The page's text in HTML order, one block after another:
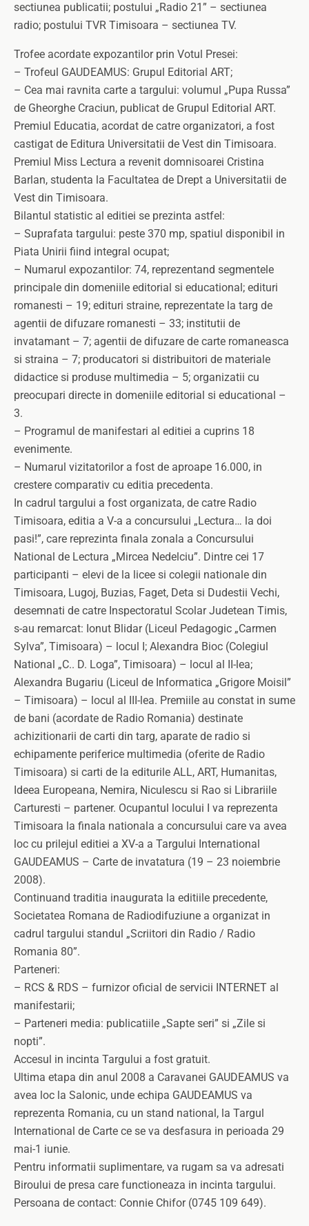
sectiunea publicatii; postului „Radio 21” – sectiunea
radio; postului TVR Timisoara – sectiunea TV.
Trofee acordate expozantilor prin Votul Presei:
– Trofeul GAUDEAMUS: Grupul Editorial ART;
– Cea mai ravnita carte a targului: volumul „Pupa Russa”
de Gheorghe Craciun, publicat de Grupul Editorial ART.
Premiul Educatia, acordat de catre organizatori, a fost
castigat de Editura Universitatii de Vest din Timisoara.
Premiul Miss Lectura a revenit domnisoarei Cristina
Barlan, studenta la Facultatea de Drept a Universitatii de
Vest din Timisoara.
Bilantul statistic al editiei se prezinta astfel:
– Suprafata targului: peste 370 mp, spatiul disponibil in
Piata Unirii fiind integral ocupat;
– Numarul expozantilor: 74, reprezentand segmentele
principale din domeniile editorial si educational; edituri
romanesti – 19; edituri straine, reprezentate la targ de
agentii de difuzare romanesti – 33; institutii de
invatamant – 7; agentii de difuzare de carte romaneasca
si straina – 7; producatori si distribuitori de materiale
didactice si produse multimedia – 5; organizatii cu
preocupari directe in domeniile editorial si educational –
3.
– Programul de manifestari al editiei a cuprins 18
evenimente.
– Numarul vizitatorilor a fost de aproape 16.000, in
crestere comparativ cu editia precedenta.
In cadrul targului a fost organizata, de catre Radio
Timisoara, editia a V-a a concursului „Lectura… la doi
pasi!”, care reprezinta finala zonala a Concursului
National de Lectura „Mircea Nedelciu”. Dintre cei 17
participanti – elevi de la licee si colegii nationale din
Timisoara, Lugoj, Buzias, Faget, Deta si Dudestii Vechi,
desemnati de catre Inspectoratul Scolar Judetean Timis,
s-au remarcat: Ionut Blidar (Liceul Pedagogic „Carmen
Sylva”, Timisoara) – locul I; Alexandra Bioc (Colegiul
National „C.. D. Loga”, Timisoara) – locul al II-lea;
Alexandra Bugariu (Liceul de Informatica „Grigore Moisil”
– Timisoara) – locul al III-lea. Premiile au constat in sume
de bani (acordate de Radio Romania) destinate
achizitionarii de carti din targ, aparate de radio si
echipamente periferice multimedia (oferite de Radio
Timisoara) si carti de la editurile ALL, ART, Humanitas,
Ideea Europeana, Nemira, Niculescu si Rao si Librariile
Carturesti – partener. Ocupantul locului I va reprezenta
Timisoara la finala nationala a concursului care va avea
loc cu prilejul editiei a XV-a a Targului International
GAUDEAMUS – Carte de invatatura (19 – 23 noiembrie
2008).
Continuand traditia inaugurata la editiile precedente,
Societatea Romana de Radiodifuziune a organizat in
cadrul targului standul „Scriitori din Radio / Radio
Romania 80”.
Parteneri:
– RCS & RDS – furnizor oficial de servicii INTERNET al
manifestarii;
– Parteneri media: publicatiile „Sapte seri” si „Zile si
nopti”.
Accesul in incinta Targului a fost gratuit.
Ultima etapa din anul 2008 a Caravanei GAUDEAMUS va
avea loc la Salonic, unde echipa GAUDEAMUS va
reprezenta Romania, cu un stand national, la Targul
International de Carte ce se va desfasura in perioada 29
mai-1 iunie.
Pentru informatii suplimentare, va rugam sa va adresati
Biroului de presa care functioneaza in incinta targului.
Persoana de contact: Connie Chifor (0745 109 649).